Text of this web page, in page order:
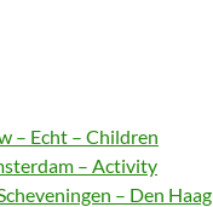
– Echt – Children
– Activity
– Den Haag